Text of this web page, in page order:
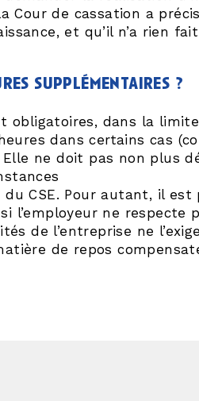
Cour de cassation a
et qu’il n’a rien
supplémentaires ?
obligatoires, dans la
dans certains cas
ne doit pas non plus
CSE. Pour autant, il
l’employeur ne respecte
de l’entreprise ne
de repos